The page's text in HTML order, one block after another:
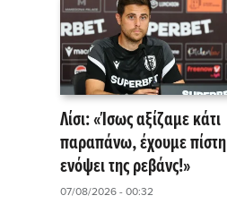
Λίσι: «Ίσως αξίζαμε κάτι
παραπάνω, έχουμε πίστη
ενόψει της ρεβάνς!»
07/08/2026 - 00:32